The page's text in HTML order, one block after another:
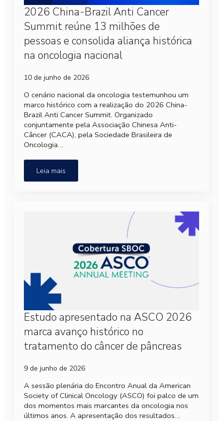
2026 China-Brazil Anti Cancer
Summit reúne 13 milhões de
pessoas e consolida aliança histórica
na oncologia nacional
10 de junho de 2026
O cenário nacional da oncologia testemunhou um
marco histórico com a realização do 2026 China-
Brazil Anti Cancer Summit. Organizado
conjuntamente pela Associação Chinesa Anti-
Câncer (CACA), pela Sociedade Brasileira de
Oncologia…
Leia mais
Estudo apresentado na ASCO 2026
marca avanço histórico no
tratamento do câncer de pâncreas
9 de junho de 2026
A sessão plenária do Encontro Anual da American
Society of Clinical Oncology (ASCO) foi palco de um
dos momentos mais marcantes da oncologia nos
últimos anos. A apresentação dos resultados…